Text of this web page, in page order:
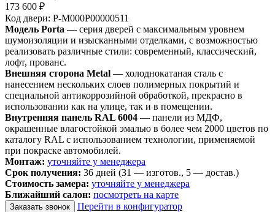
173 600 ₽
Код двери: P-M000P00000511
Модель Porta — серия дверей с максимальным уровнем
шумоизоляции и изысканными отделками, с возможностью
реализовать различные стили: современный, классический,
лофт, прованс.
Внешняя сторона Metal — холоднокатаная сталь с
нанесением нескольких слоев полимерных покрытий и
специальной антикоррозийной обработкой, прекрасно в
использовании как на улице, так и в помещении.
Внутренняя панель RAL 6004 — панели из МДФ,
окрашенные влагостойкой эмалью в более чем 2000 цветов по
каталогу RAL с использованием технологии, применяемой
при покраске автомобилей.
Монтаж: уточняйте у менеджера
Срок получения: 36 дней (31 — изготов., 5 — достав.)
Стоимость замера: уточняйте у менеджера
Ближайший салон: посмотреть на карте
Заказать звонок
Перейти в конфигуратор